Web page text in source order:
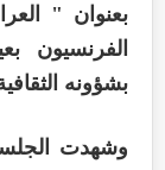
بعنوان "
الفرنسيون
بشؤونه
وشهدت